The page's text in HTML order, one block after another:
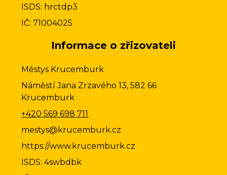
ISDS: hrctdp3
IČ: 71004025
Informace o zřizovateli
Městys Krucemburk
Náměstí Jana Zrzavého 13, 582 66
Krucemburk
+420 569 698 711
mestys@krucemburk.cz
https://www.krucemburk.cz
ISDS: 4swbdbk